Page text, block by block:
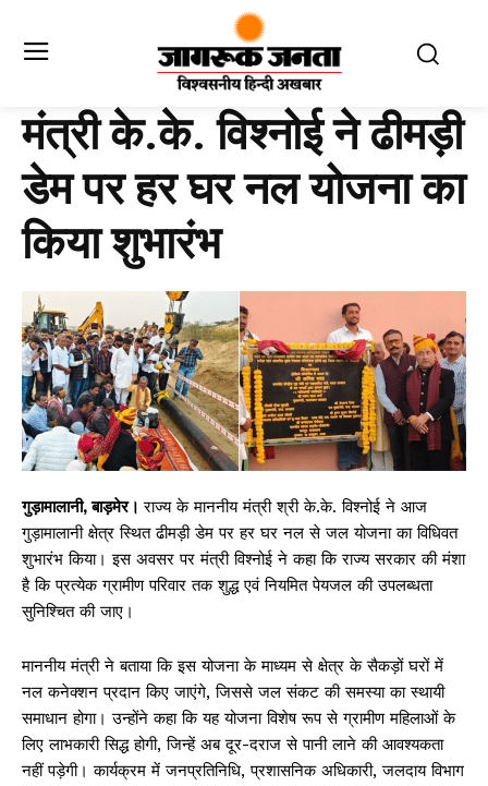
मंत्री के.के. विश्नोई ने ढीमड़ी
डेम पर हर घर नल योजना का
किया शुभारंभ
गुड़ामालानी, बाड़मेर।राज्य के माननीय मंत्री श्री के.के. विश्नोई ने आज
गुड़ामालानी क्षेत्र स्थित ढीमड़ी डेम पर हर घर नल से जल योजना का विधिवत
शुभारंभ किया। इस अवसर पर मंत्री विश्नोई ने कहा कि राज्य सरकार की मंशा
है कि प्रत्येक ग्रामीण परिवार तक शुद्ध एवं नियमित पेयजल की उपलब्धता
सुनिश्चित की जाए।
माननीय मंत्री ने बताया कि इस योजना के माध्यम से क्षेत्र के सैकड़ों घरों में
नल कनेक्शन प्रदान किए जाएंगे, जिससे जल संकट की समस्या का स्थायी
समाधान होगा। उन्होंने कहा कि यह योजना विशेष रूप से ग्रामीण महिलाओं के
लिए लाभकारी सिद्ध होगी, जिन्हें अब दूर-दराज से पानी लाने की आवश्यकता
नहीं पड़ेगी। कार्यक्रम में जनप्रतिनिधि, प्रशासनिक अधिकारी, जलदाय विभाग